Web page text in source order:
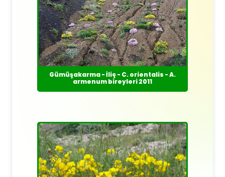
Gümüşakarma - İliç - C. orientalis - A.
armenum bireyleri 2011